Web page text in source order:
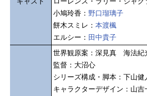
小鳩玲香： 野口瑠璃子
餅木スミレ： 本渡楓
エルシー： 田中貴子
世界観原案：深見真 海法
監督：大沼心
シリーズ構成・脚本：下山健
キャラクターデザイン：山吉